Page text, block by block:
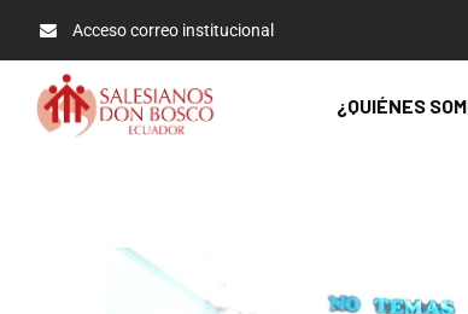
Acceso correo institucional
¿QUIÉNES